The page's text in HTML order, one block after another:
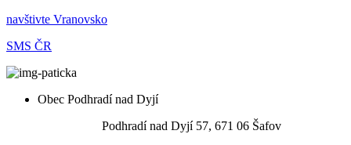
navštivte Vranovsko
SMS ČR
Obec Podhradí nad Dyjí
Podhradí nad Dyjí 57, 671 06 Šafov